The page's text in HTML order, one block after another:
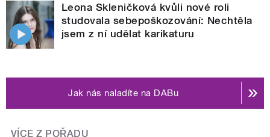
Leona Skleničková kvůli nové roli
studovala sebepoškozování: Nechtěla
jsem z ní udělat karikaturu
Jak nás naladíte na DABu
VÍCE Z POŘADU